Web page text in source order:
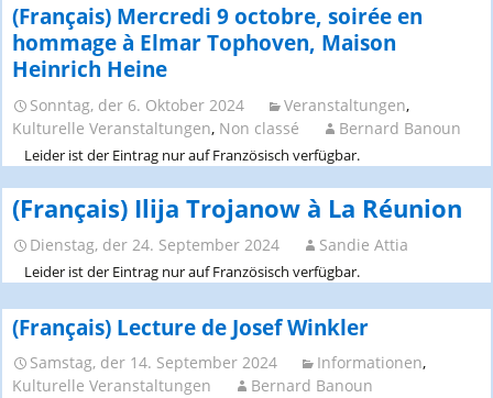
(Français) Mercredi 9 octobre, soirée en
hommage à Elmar Tophoven, Maison
Heinrich Heine
Sonntag, der 6. Oktober 2024 Veranstaltungen,
Kulturelle Veranstaltungen, Non classé Bernard Banoun
Leider ist der Eintrag nur auf Französisch verfügbar.
(Français) Ilija Trojanow à La Réunion
Dienstag, der 24. September 2024 Sandie Attia
Leider ist der Eintrag nur auf Französisch verfügbar.
(Français) Lecture de Josef Winkler
Samstag, der 14. September 2024 Informationen,
Kulturelle Veranstaltungen
Bernard Banoun